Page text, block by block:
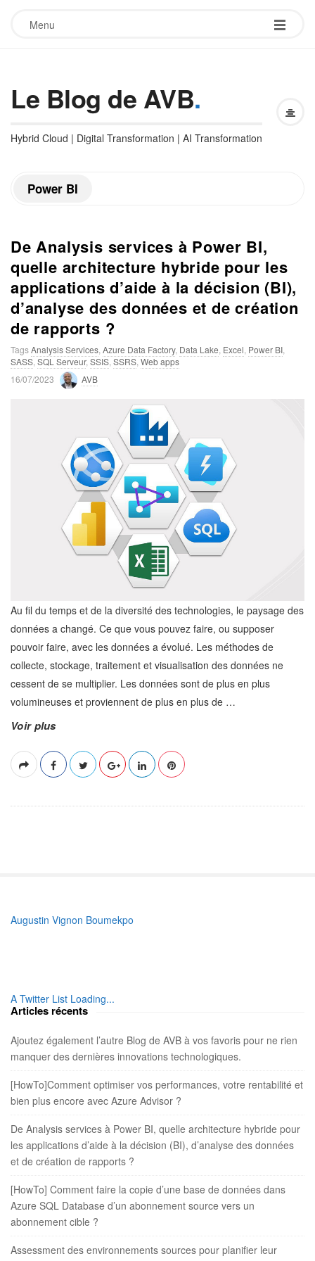
Menu
Le Blog de AVB.
Hybrid Cloud | Digital Transformation | AI Transformation
Power BI
De Analysis services à Power BI,
quelle architecture hybride pour les
applications d’aide à la décision (BI),
d’analyse des données et de création
de rapports ?
TagsAnalysis Services Azure Data Factory, Data Lake Excel Power BI
SASS SQL Serveur, SSIS SSRS Web apps
P16/07/2023 AVB
Au fil du temps et de la diversité des technologies, le paysage des
données a changé. Ce que vous pouvez faire, ou supposer
pouvoir faire, avec les données a évolué. Les méthodes de
collecte, stockage, traitement et visualisation des données ne
cessent de se multiplier. Les données sont de plus en plus
volumineuses et proviennent de plus en plus de …
Voir plus
S
i
d
e
b
a
r
Augustin Vignon Boumekpo
A Twitter List Loading...
Articles récents
Ajoutez également l’autre Blog de AVB à vos favoris pour ne rien
manquer des dernières innovations technologiques.
[HowTo]Comment optimiser vos performances, votre rentabilité et
bien plus encore avec Azure Advisor ?
De Analysis services à Power BI, quelle architecture hybride pour
les applications d’aide à la décision (BI), d’analyse des données
et de création de rapports ?
[HowTo] Comment faire la copie d’une base de données dans
Azure SQL Database d’un abonnement source vers un
abonnement cible ?
Assessment des environnements sources pour planifier leur